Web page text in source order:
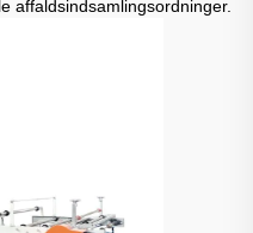
affaldsindsamlingsordninger.